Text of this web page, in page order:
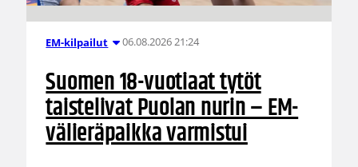
EM-kilpailut 06.08.2026 21:24
Suomen 18-vuotiaat tytöt
taistelivat Puolan nurin – EM-
välieräpaikka varmistui